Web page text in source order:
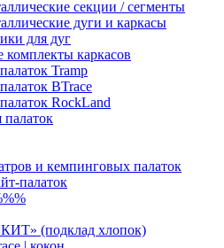
секции / сегменты
дуги и каркасы
для дуг
комплекты каркасов
Tramp
BTrace
RockLand
палаток
и кемпинговых палаток
палаток
(подклад хлопок)